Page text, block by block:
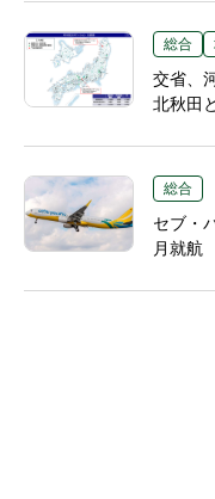
総合
交省、
北秋田
総合
セブ・
月就航